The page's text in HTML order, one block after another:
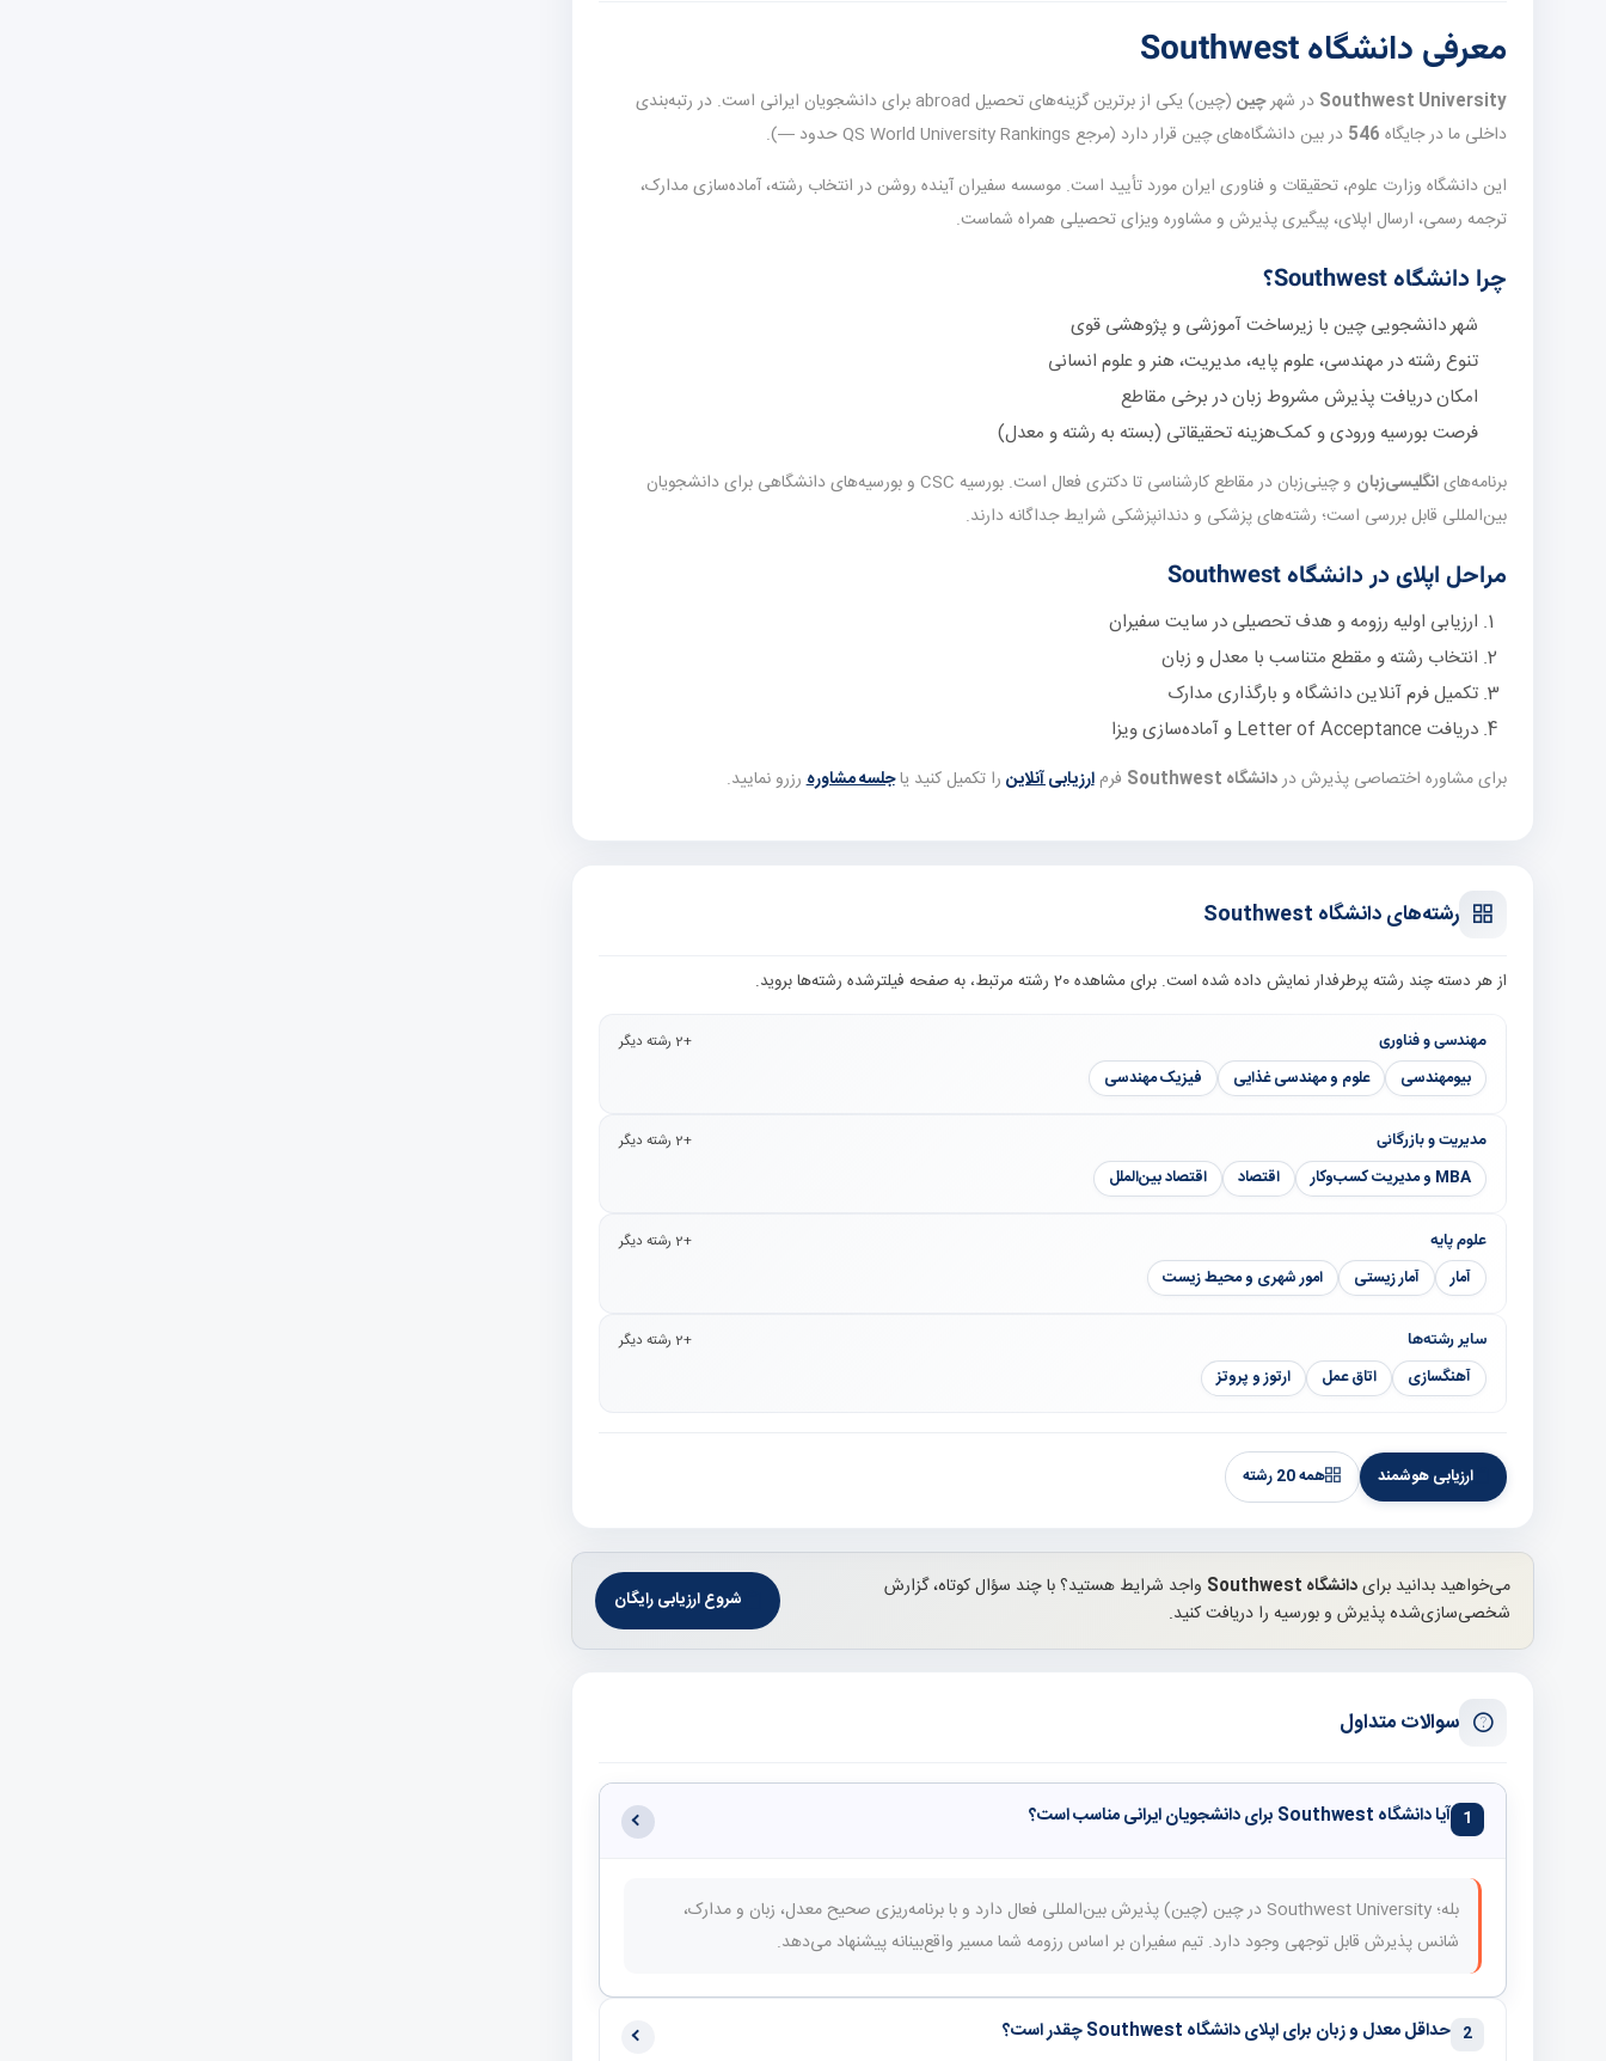
معرفی دانشگاه Southwest
Southwest University در شهرچین
(چین) یکی از برترین گزینه‌های تحصیل abroad برای دانشجویان ایرانی است. در رتبه‌بندی
داخلی ما در جایگاه 546 در بین دانشگاه‌های چین قرار دارد (مرجع QS World University Rankings حدود —).
این دانشگاه وزارت علوم، تحقیقات و فناوری ایران مورد تأیید است. موسسه سفیران آینده روشن در انتخاب رشته، آماده‌سازی مدارک،
ترجمه رسمی، ارسال اپلای، پیگیری پذیرش و مشاوره ویزای تحصیلی همراه شماست.
چرا دانشگاه Southwest؟
شهر دانشجویی چین با زیرساخت آموزشی و پژوهشی قوی
تنوع رشته در مهندسی، علوم پایه، مدیریت، هنر و علوم انسانی
امکان دریافت پذیرش مشروط زبان در برخی مقاطع
فرصت بورسیه ورودی و کمک‌هزینه تحقیقاتی (بسته به رشته و معدل)
برنامه‌هایانگلیسی‌زبان
و چینی‌زبان در مقاطع کارشناسی تا دکتری فعال است. بورسیه CSC و بورسیه‌های دانشگاهی برای دانشجویان
بین‌المللی قابل بررسی است؛ رشته‌های پزشکی و دندانپزشکی شرایط جداگانه دارند.
مراحل اپلای در دانشگاه Southwest
ارزیابی اولیه رزومه و هدف تحصیلی در سایت سفیران
انتخاب رشته و مقطع متناسب با معدل و زبان
تکمیل فرم آنلاین دانشگاه و بارگذاری مدارک
دریافت Letter of Acceptance و آماده‌سازی ویزا
برای مشاوره اختصاصی پذیرش دردانشگاه Southwest فرمارزیابی آنلاین را تکمیل کنید یاجلسه مشاورهرزرو نمایید.
رشته‌های دانشگاه Southwest
از هر دسته چند رشته پرطرفدار نمایش داده شده است. برای مشاهده 20 رشته مرتبط، به صفحه فیلترشده رشته‌ها بروید.
مهندسی و فناوری +2 رشته دیگر
بیومهندسی علوم و مهندسی غذایی فیزیک مهندسی
مدیریت و بازرگانی +2 رشته دیگر
MBA و مدیریت کسب‌وکار اقتصاد اقتصاد بین‌الملل
علوم پایه +2 رشته دیگر
آمار آمار زیستی امور شهری و محیط زیست
سایر رشته‌ها +2 رشته دیگر
آهنگسازی اتاق عمل ارتوز و پروتز
ارزیابی هوشمند همه 20 رشته
می‌خواهید بدانید برایدانشگاه Southwest
واجد شرایط هستید؟ با چند سؤال کوتاه، گزارش
شخصی‌سازی‌شده پذیرش و بورسیه را دریافت کنید.
شروع ارزیابی رایگان
سوالات متداول
1 آیا دانشگاه Southwest برای دانشجویان ایرانی مناسب است؟
بله؛ Southwest University در چین (چین) پذیرش بین‌المللی فعال دارد و با برنامه‌ریزی صحیح معدل، زبان و مدارک،
شانس پذیرش قابل توجهی وجود دارد. تیم سفیران بر اساس رزومه شما مسیر واقع‌بینانه پیشنهاد می‌دهد.
2 حداقل معدل و زبان برای اپلای دانشگاه Southwest چقدر است؟